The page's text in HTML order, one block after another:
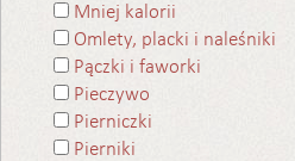
Mniej kalorii
Omlety, placki i naleśniki
Pączki i faworki
Pieczywo
Pierniczki
Pierniki